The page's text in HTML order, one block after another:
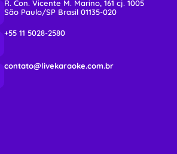
R. Con. Vicente M. Marino, 161 cj. 1005
São Paulo/SP Brasil 01135-020
+55 11 5028-2580
contato@livekaraoke.com.br